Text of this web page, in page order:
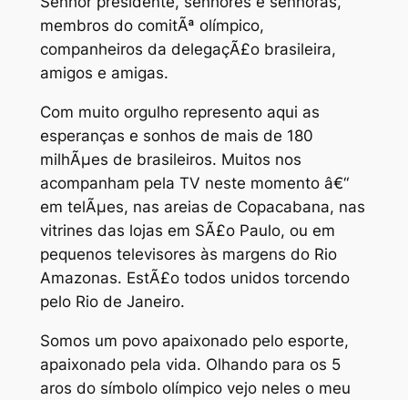
membros do comitÃª olímpico,
companheiros da delegaçÃ£o brasileira,
amigos e amigas.
Com muito orgulho represento aqui as
esperanças e sonhos de mais de 180
milhÃµes de brasileiros. Muitos nos
acompanham pela TV neste momento â€“
em telÃµes, nas areias de Copacabana, nas
vitrines das lojas em SÃ£o Paulo, ou em
pequenos televisores às margens do Rio
Amazonas. EstÃ£o todos unidos torcendo
pelo Rio de Janeiro.
Somos um povo apaixonado pelo esporte,
apaixonado pela vida. Olhando para os 5
aros do símbolo olímpico vejo neles o meu